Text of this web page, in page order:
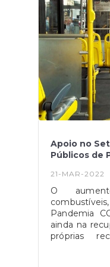
freguesias,
uma maior
recursos
disponíveis
de
pode ser
Apoio no
Públicos de
21-MAR-2022
O
combustíveis, a par dos efeitos
Pandemia
ainda na
próprias
públicos,